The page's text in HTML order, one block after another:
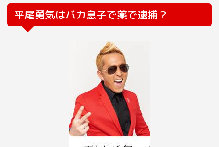
平尾勇気はバカ息子で薬で逮捕？